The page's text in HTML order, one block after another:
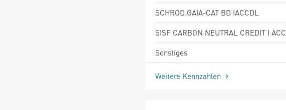
SCHROD.GAIA-CAT BD IACCDL
SISF CARBON NEUTRAL CREDIT I ACC
Sonstiges
Weitere Kennzahlen